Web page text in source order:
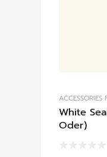
ACCESSORIES
White
Oder)